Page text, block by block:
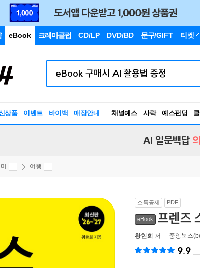
eBook 크레마클럽 CD/LP DVD/BD 문구/GIFT 티켓
상품 이벤트 바이백 매장안내 채널예스 사락 예스펀딩
AI 일문백답
여행
소득공제 PDF
eBook 프렌즈
황현희 저 중앙북스
9.9